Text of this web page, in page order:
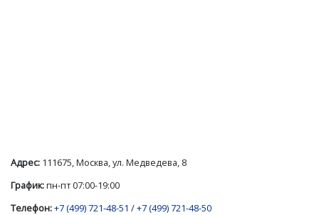
Адрес: 111675, Москва, ул. Медведева, 8
График:пн-пт 07:00-19:00
Телефон:+7 (499) 721-48-51 /+7 (499) 721-48-50